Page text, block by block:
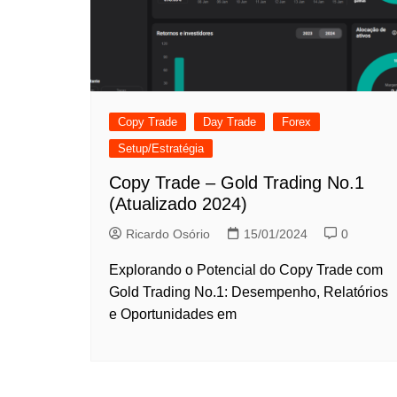
Copy Trade Day Trade
Forex
Setup/Estratégia
Copy Trade – Gold Trading No.1
(Atualizado 2024)
Ricardo Osório 15/01/2024 0
Explorando o Potencial do Copy Trade com
Gold Trading No.1: Desempenho, Relatórios
e Oportunidades em